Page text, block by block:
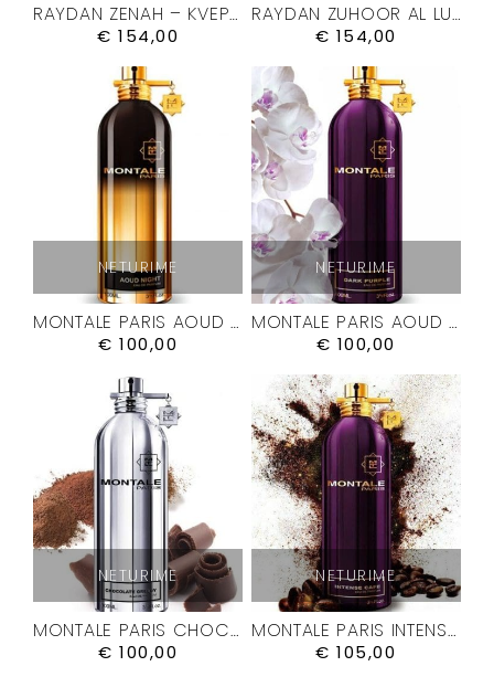
RAYDAN ZENAH – KVEPALAI 100ML.
€ 154,00
RAYDAN ZUHOOR AL LUBAN – KVEPALAI 100ML.
€ 154,00
NETURIME
MONTALE PARIS AOUD NIGHT KVEPALAI
€ 100,00
NETURIME
MONTALE PARIS AOUD PURPLE ROSE KVEPALAI
€ 100,00
NETURIME
MONTALE PARIS CHOCOLATE GREEDY KVEPALAI
€ 100,00
NETURIME
MONTALE PARIS INTENSE CAFÉ KVEPALAI
€ 105,00